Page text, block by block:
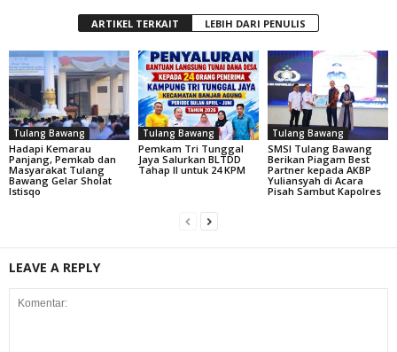
ARTIKEL TERKAIT LEBIH DARI PENULIS
Tulang Bawang
Hadapi Kemarau
Panjang, Pemkab dan
Masyarakat Tulang
Bawang Gelar Sholat
Istisqo
Tulang Bawang
Pemkam Tri Tunggal
Jaya Salurkan BLTDD
Tahap II untuk 24 KPM
Tulang Bawang
SMSI Tulang Bawang
Berikan Piagam Best
Partner kepada AKBP
Yuliansyah di Acara
Pisah Sambut Kapolres
LEAVE A REPLY